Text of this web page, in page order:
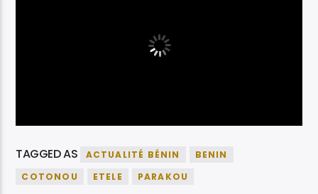
TAGGED AS ACTUALITÉ BÉNIN
BENIN
COTONOU
ETELE PARAKOU